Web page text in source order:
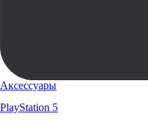
Аксессуары
PlayStation 5